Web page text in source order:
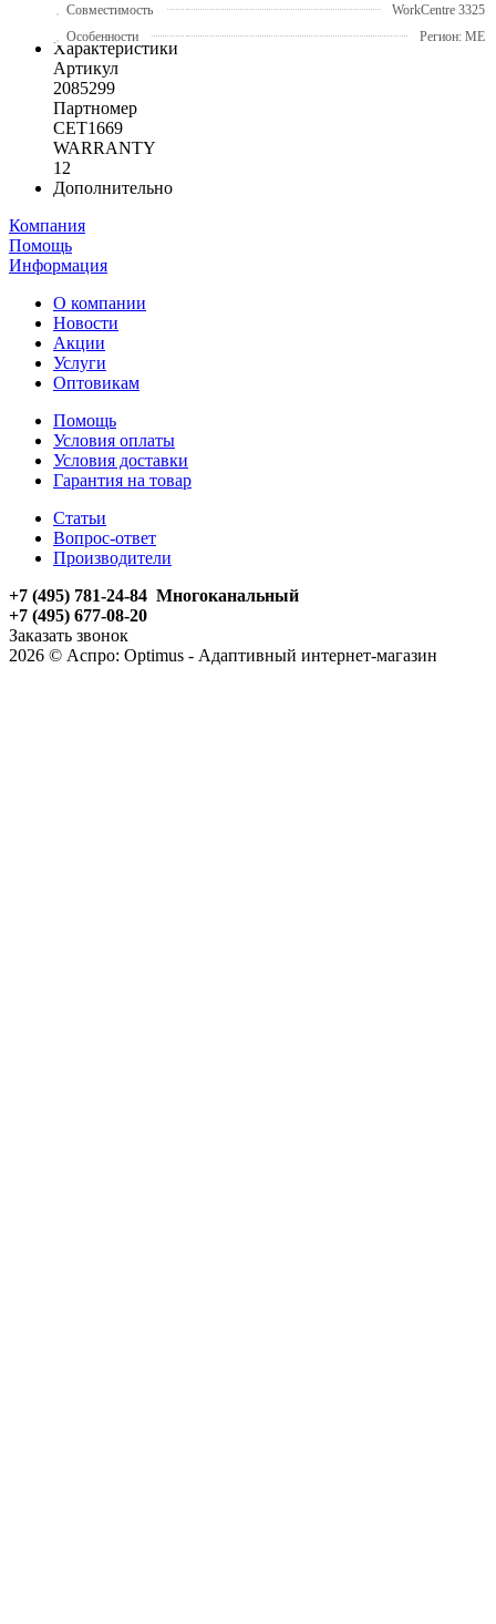
Совместимость
WorkCentre 3325
Особенности
Регион: ME
Характеристики
Артикул
2085299
Партномер
CET1669
WARRANTY
12
Дополнительно
Компания
Помощь
Информация
О компании
Новости
Акции
Услуги
Оптовикам
Помощь
Условия оплаты
Условия доставки
Гарантия на товар
Статьи
Вопрос-ответ
Производители
+7 (495) 781-24-84 Многоканальный
+7 (495) 677-08-20
Заказать звонок
2026 © Аспро: Optimus - Адаптивный интернет-магазин